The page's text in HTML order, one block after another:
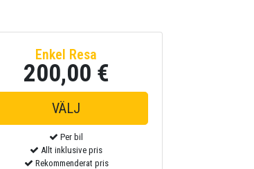
Enkel Resa
200,00 €
Per bil
Allt inklusive pris
Rekommenderat pris